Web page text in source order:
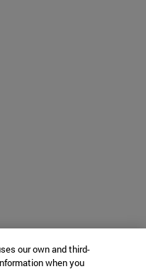
our own and third-
when you